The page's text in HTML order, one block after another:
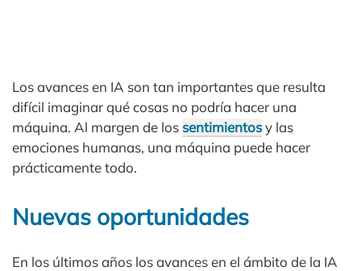
Los avances en IA son tan importantes que resulta
difícil imaginar qué cosas no podría hacer una
máquina. Al margen de los sentimientosy las
emociones humanas, una máquina puede hacer
prácticamente todo.
Nuevas oportunidades
En los últimos años los avances en el ámbito de la IA